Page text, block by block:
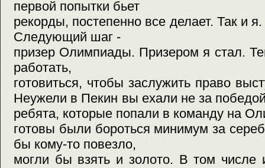
первой попытки бьет
рекорды, постепенно все делает. Так и
Следующий шаг -
призер Олимпиады. Призером я стал.
работать,
готовиться, чтобы заслужить право
Неужели в Пекин вы ехали не за
ребята, которые попали в команду на
готовы были бороться минимум за
бы кому-то повезло,
могли бы взять и золото. В том числе